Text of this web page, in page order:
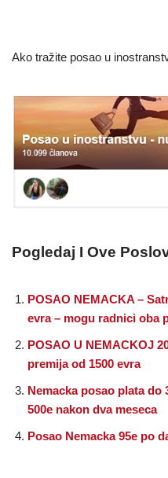
Ako tražite posao u
Pogledaj I Ove
POSAO NEMACKA –
evra – mogu radnici oba
POSAO U NEMACKOJ
premija od 1500 evra
Nemacka posao plata do
500e nakon dva meseca
Posao Nemacka 95e po